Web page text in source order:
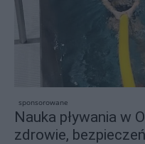
sponsorowane
Nauka pływania w
zdrowie,